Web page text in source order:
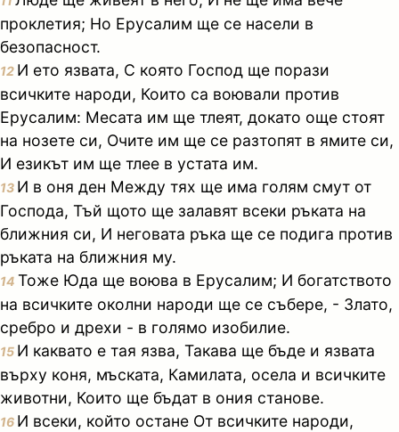
проклетия; Но Ерусалим ще се насели в
безопасност.
12 И ето язвата, С която Господ ще порази
всичките народи, Които са воювали против
Ерусалим: Месата им ще тлеят, докато още стоят
на нозете си, Очите им ще се разтопят в ямите си,
И езикът им ще тлее в устата им.
13 И в оня ден Между тях ще има голям смут от
Господа, Тъй щото ще залавят всеки ръката на
ближния си, И неговата ръка ще се подига против
ръката на ближния му.
14 Тоже Юда ще воюва в Ерусалим; И богатството
на всичките околни народи ще се събере, - Злато,
сребро и дрехи - в голямо изобилие.
15 И каквато е тая язва, Такава ще бъде и язвата
върху коня, мъската, Камилата, осела и всичките
животни, Които ще бъдат в ония станове.
16 И всеки, който остане От всичките народи,